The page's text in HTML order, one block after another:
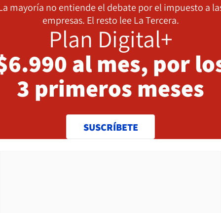
mayoría no entiende el debate por el impuesto a
empresas. El resto lee La Tercera.
Plan Digital+
al mes, por
3 primeros meses
SUSCRÍBETE